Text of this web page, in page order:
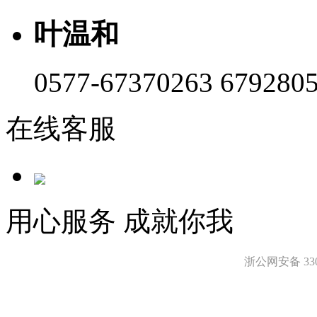
叶温和
0577-67370263
在线客服
用心服务 成就你我
浙公网安备